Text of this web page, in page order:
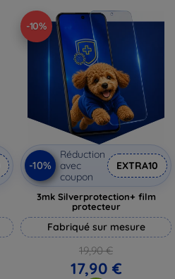
-10%
-10%
Réduction
avec
coupon
EXTRA10
3mk Silverprotection+ film
protecteur
Fabriqué sur mesure
19,90 €
17,90 €